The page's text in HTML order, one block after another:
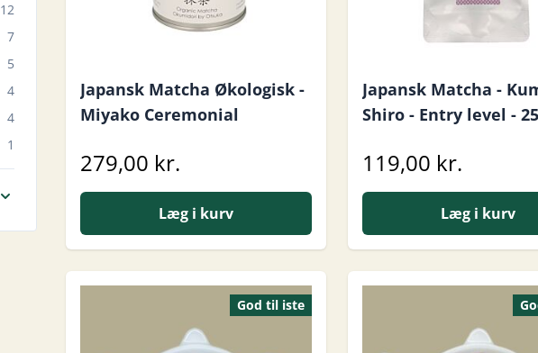
12
7products available
5products available
4products available
4products available
1
Japansk Matcha Økologisk -
Miyako Ceremonial
279,00 kr.
Læg i kurv
Japansk Matcha -
Shiro - Entry level -
119,00 kr.
Læg i kurv
God til iste